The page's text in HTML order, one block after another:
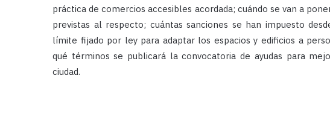
práctica de comercios accesibles acordada; cuándo se van a
previstas al respecto; cuántas sanciones se han impuesto
límite fijado por ley para adaptar los espacios y edificios a
qué términos se publicará la convocatoria de ayudas para
ciudad.